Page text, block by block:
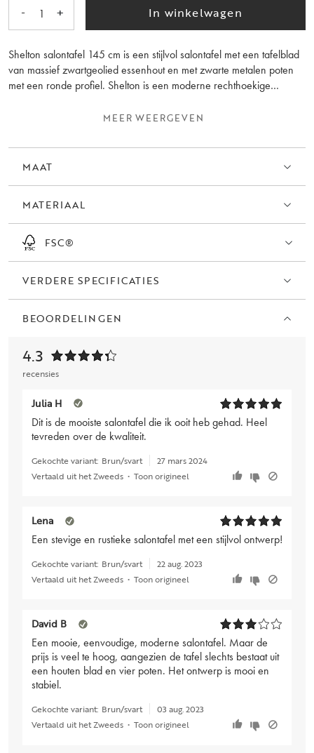
- 1 + In winkelwagen
Shelton salontafel 145 cm is een stijlvol salontafel met een tafelblad
van massief zwartgeolied essenhout en met zwarte metalen poten
met een ronde profiel. Shelton is een moderne rechthoekige
MEER WEERGEVEN
MAAT
MATERIAAL
FSC®
VERDERE SPECIFICATIES
BEOORDELINGEN
4.3
recensies
Julia H
Dit is de mooiste salontafel die ik ooit heb gehad. Heel
tevreden over de kwaliteit.
Gekochte variant: Brun/svart
27 mars 2024
Vertaald uit het Zweeds • Toon origineel
Lena
Een stevige en rustieke salontafel met een stijlvol ontwerp!
Gekochte variant: Brun/svart
22 aug. 2023
Vertaald uit het Zweeds • Toon origineel
David B
Een mooie, eenvoudige, moderne salontafel. Maar de
prijs is veel te hoog, aangezien de tafel slechts bestaat uit
een houten blad en vier poten. Het ontwerp is mooi en
stabiel.
Gekochte variant: Brun/svart
03 aug. 2023
Vertaald uit het Zweeds • Toon origineel